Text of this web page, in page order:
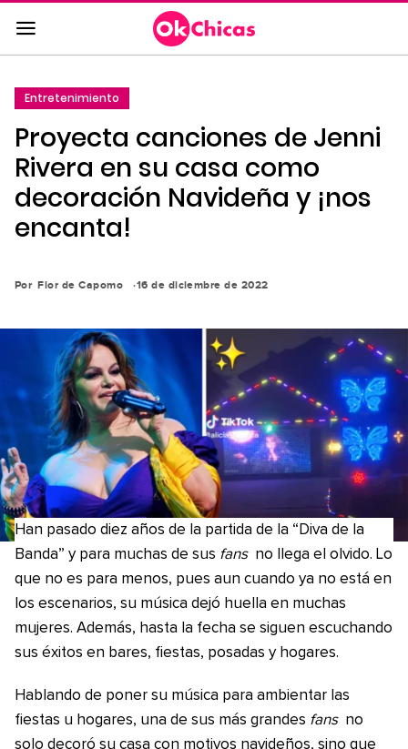
Saltar
al
contenido
a
la
navegación
principal
Entretenimiento
Proyecta canciones de Jenni
Rivera en su casa como
decoración Navideña y ¡nos
encanta!
Por Flor de Capomo 16 de diciembre de 2022
Han pasado diez años de la partida de la “Diva de la
Banda” y para muchas de sus fans no llega el olvido. Lo
que no es para menos, pues aun cuando ya no está en
los escenarios, su música dejó huella en muchas
mujeres. Además, hasta la fecha se siguen escuchando
sus éxitos en bares, fiestas, posadas y hogares.
Hablando de poner su música para ambientar las
fiestas u hogares, una de sus más grandes fans no
solo decoró su casa con motivos navideños, sino que